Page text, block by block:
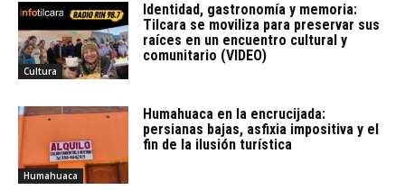
Cultura
Identidad, gastronomía y memoria:
Tilcara se moviliza para preservar sus
raíces en un encuentro cultural y
comunitario (VIDEO)
Humahuaca
Humahuaca en la encrucijada:
persianas bajas, asfixia impositiva y el
fin de la ilusión turística